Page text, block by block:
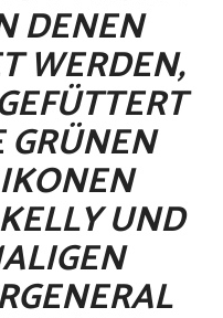
DENEN
WERDEN,
UND